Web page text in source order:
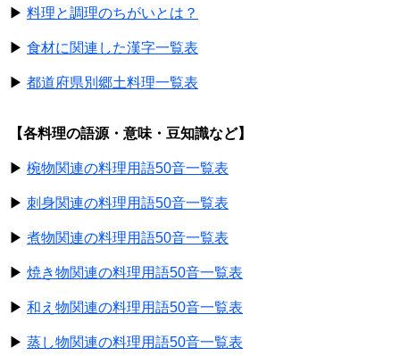
▶ 料理と調理のちがいとは？
▶ 食材に関連した漢字一覧表
▶ 都道府県別郷土料理一覧表
【各料理の語源・意味・豆知識など】
▶ 椀物関連の料理用語50音一覧表
▶ 刺身関連の料理用語50音一覧表
▶ 煮物関連の料理用語50音一覧表
▶ 焼き物関連の料理用語50音一覧表
▶ 和え物関連の料理用語50音一覧表
▶ 蒸し物関連の料理用語50音一覧表